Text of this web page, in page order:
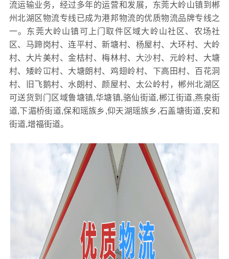
流运输业务，经过多年的运营和发展，东莞大岭山镇到郴
州北湖区物流专线已成为港邦物流的优质物流品牌专线之
一。东莞大岭山镇可上门取件区域大岭山社区、农场社
区、马蹄岗村、连平村、新塘村、杨屋村、大环村、大岭
村、大片美村、金桔村、梅林村、大沙村、元岭村、大塘
村、矮岭冚村、大塘朗村、鸡翅岭村、下高田村、百花洞
村、旧飞鹅村、水朗村、颜屋村、太公岭村，郴州北湖区
可送货到门区域鲁塘镇,华塘镇,骆仙街道,郴江街道,燕泉街
道,下湄桥街道,保和瑶族乡,仰天湖瑶族乡,石盖塘街道,安和
街道,增福街道。